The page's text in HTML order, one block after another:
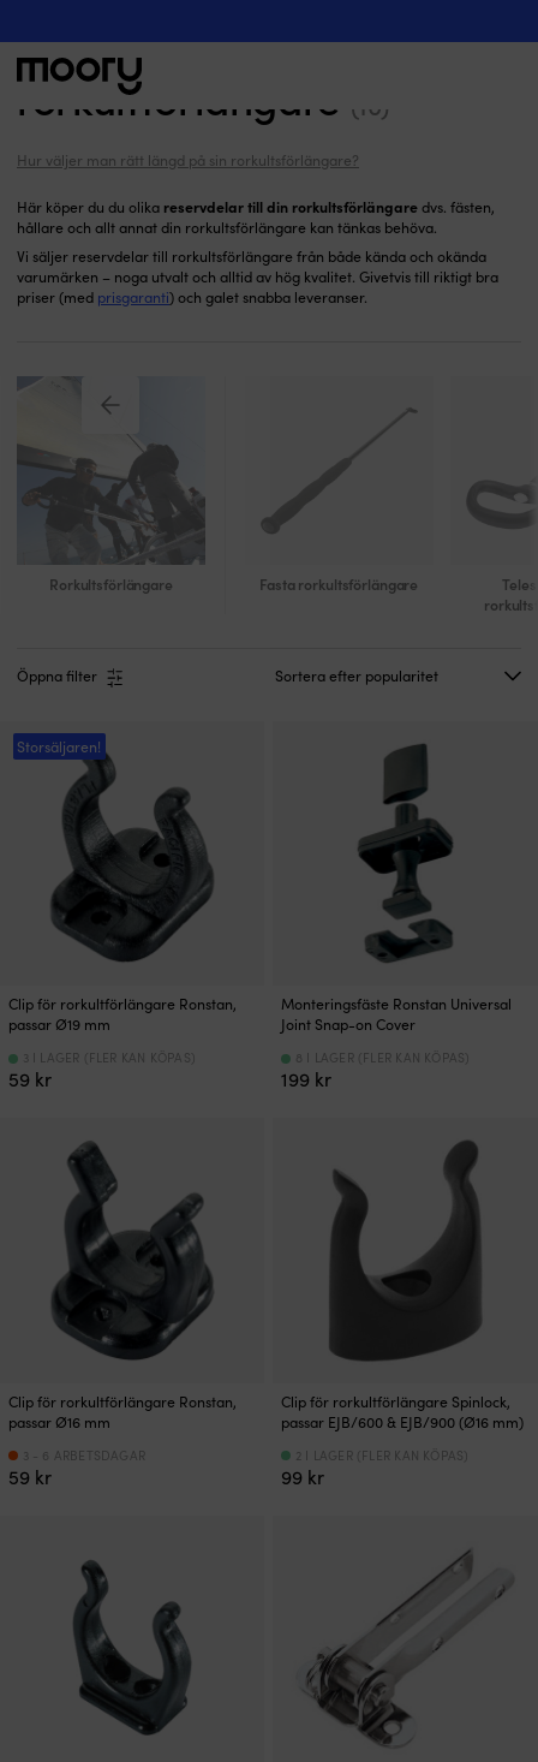
efter:
Reservdelar till
rorkultförlängare (10)
Hur väljer man rätt längd på sin rorkultsförlängare?
Här köper du du olika reservdelar till din rorkultsförlängaredvs. fästen,
hållare och allt annat din rorkultsförlängare kan tänkas behöva.
Vi säljer reservdelar till rorkultsförlängare från både kända och okända
varumärken – noga utvalt och alltid av hög kvalitet. Givetvis till riktigt bra
priser (med prisgaranti) och galet snabba leveranser.
Rorkultsförlängare Fasta rorkultsförlängare
Öppna filter
Storsäljaren!
Clip för rorkultförlängare Ronstan,
passar Ø19 mm
59 kr
3 I LAGER (FLER KAN KÖPAS)
Monteringsfäste Ronstan Universal
Joint Snap-on Cover
199 kr
8 I LAGER (FLER KAN KÖPAS)
Clip för rorkultförlängare Ronstan,
passar Ø16 mm
59 kr
3 - 6 ARBETSDAGAR
Clip för rorkultförlängare Spinlock,
passar EJB/600 & EJB/900 (Ø16 mm)
99 kr
2 I LAGER (FLER KAN KÖPAS)